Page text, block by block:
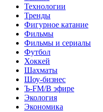
Технологии
Тренды
Фигурное катание
Фильмы
Фильмы и сериалы
Футбол
Хоккей
Шахматы
Шоу-бизнес
Ъ-FM/В эфире
Экология
Экономика